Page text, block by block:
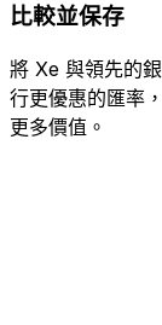
比較並保存
將 Xe 與領先的
行更優惠的匯率
更多價值。